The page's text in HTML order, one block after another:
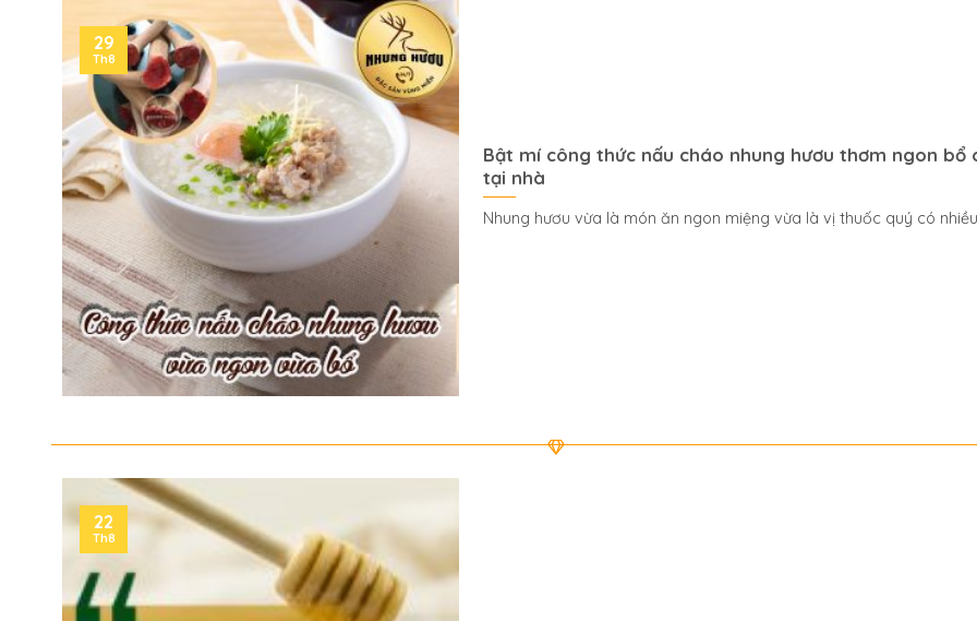
Bật mí công thức nấu cháo nhung hươu thơm ngon bổ
tại nhà
Nhung hươu vừa là món ăn ngon miệng vừa là vị thuốc quý có
29
Th8
22
Th8